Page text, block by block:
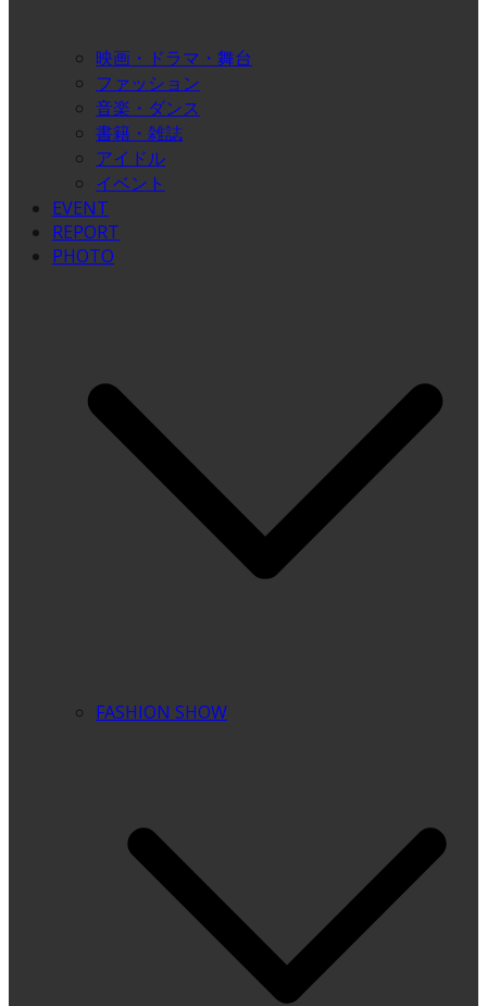
映画・ドラマ・舞台
ファッション
音楽・ダンス
書籍・雑誌
アイドル
イベント
EVENT
REPORT
PHOTO
FASHION SHOW